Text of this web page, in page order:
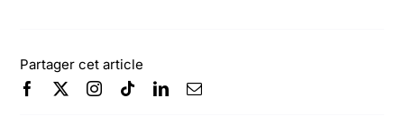
Partager cet article